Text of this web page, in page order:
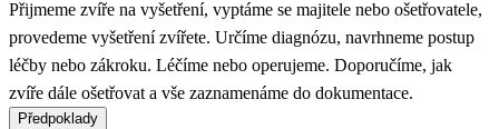
Přijmeme zvíře na vyšetření, vyptáme se majitele nebo ošetřovatele,
provedeme vyšetření zvířete. Určíme diagnózu, navrhneme postup
léčby nebo zákroku. Léčíme nebo operujeme. Doporučíme, jak
zvíře dále ošetřovat a vše zaznamenáme do dokumentace.
Předpoklady